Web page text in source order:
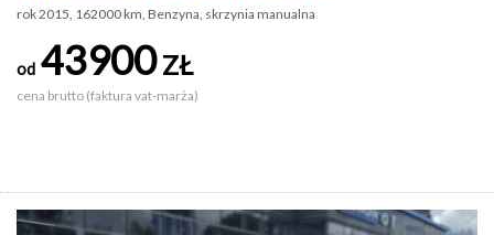
rok 2015, 162000 km, Benzyna, skrzynia manualna
od 43900ZŁ
cena brutto (faktura vat-marża)